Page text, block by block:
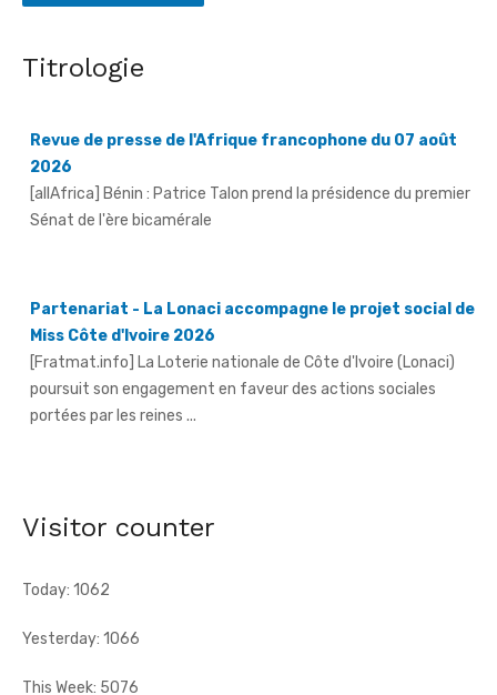
Titrologie
[allAfrica] Bénin : Patrice Talon prend la présidence du premier
Sénat de l'ère bicamérale
[Fratmat.info] La Loterie nationale de Côte d'Ivoire (Lonaci)
poursuit son engagement en faveur des actions sociales
portées par les reines ...
[Fratmat.info] Le Réseau des jeunes cadres du Sud-Comoé,
dirigé par Eliame Niamkey, a remis, le jeudi 6 août 2026, au ...
Visitor counter
Today: 1062
Yesterday: 1066
This Week: 5076